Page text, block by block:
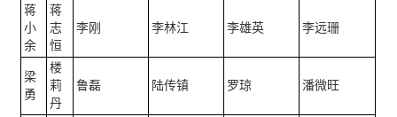
蒋
小
余
蒋
志
恒
李刚 李林江 李雄英 李远珊
梁
勇
楼
莉
丹
鲁磊 陆传镇 罗琼 潘微旺